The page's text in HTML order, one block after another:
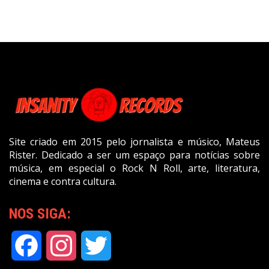
Site criado em 2015 pelo jornalista e músico, Mateus
Rister. Dedicado a ser um espaço para notícias sobre
música, em especial o Rock N Roll, arte, literatura,
cinema e contra cultura.
NOS SIGA:
Facebook Instagram